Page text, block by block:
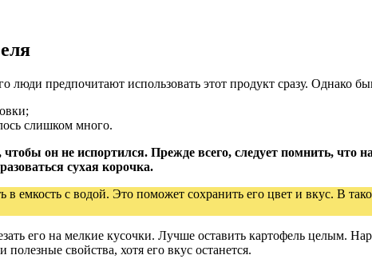
люди предпочитают использовать этот продукт сразу. Однако
слишком много.
он не испортился. Прежде всего, следует помнить, что
сухая корочка.
емкость с водой. Это поможет сохранить его цвет и вкус. В
его на мелкие кусочки. Лучше оставить картофель целым.
свойства, хотя его вкус останется.